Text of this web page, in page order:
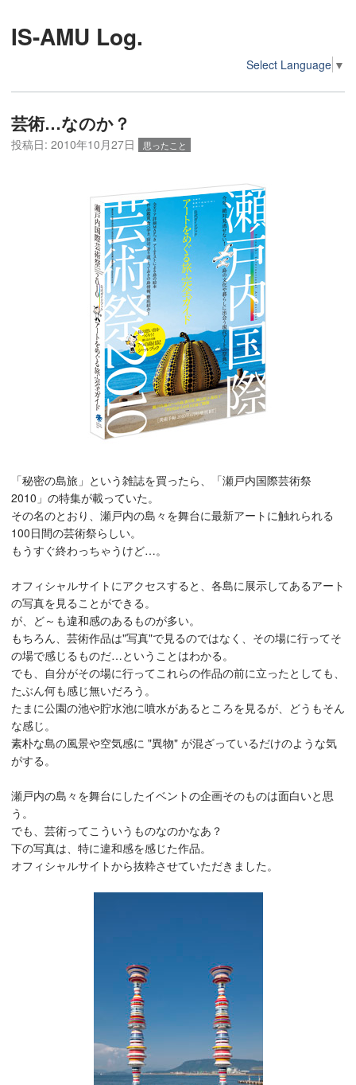
IS-AMU Log.
Select Language ▼
芸術…なのか？
投稿日: 2010年10月27日 思ったこと
「秘密の島旅」という雑誌を買ったら、「瀬戸内国際芸術祭
2010」の特集が載っていた。
その名のとおり、瀬戸内の島々を舞台に最新アートに触れられる
100日間の芸術祭らしい。
もうすぐ終わっちゃうけど…。
オフィシャルサイトにアクセスすると、各島に展示してあるアート
の写真を見ることができる。
が、ど～も違和感のあるものが多い。
もちろん、芸術作品は"写真"で見るのではなく、その場に行ってそ
の場で感じるものだ…ということはわかる。
でも、自分がその場に行ってこれらの作品の前に立ったとしても、
たぶん何も感じ無いだろう。
たまに公園の池や貯水池に噴水があるところを見るが、どうもそん
な感じ。
素朴な島の風景や空気感に "異物" が混ざっているだけのような気
がする。
瀬戸内の島々を舞台にしたイベントの企画そのものは面白いと思
う。
でも、芸術ってこういうものなのかなあ？
下の写真は、特に違和感を感じた作品。
オフィシャルサイトから抜粋させていただきました。